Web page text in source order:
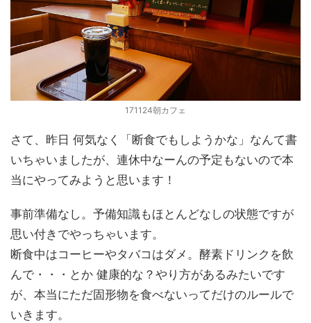
171124朝カフェ
さて、昨日 何気なく「断食でもしようかな」なんて書
いちゃいましたが、連休中なーんの予定もないので本
当にやってみようと思います！
事前準備なし。予備知識もほとんどなしの状態ですが
思い付きでやっちゃいます。
断食中はコーヒーやタバコはダメ。酵素ドリンクを飲
んで・・・とか 健康的な？やり方があるみたいです
が、本当にただ固形物を食べないってだけのルールで
いきます。